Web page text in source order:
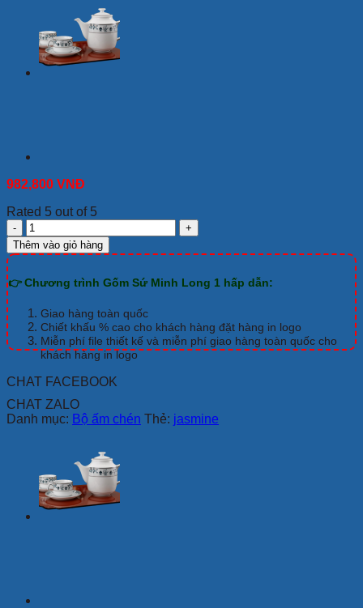
982,800 VNĐ
Rated 5 out of 5
Bộ
Trà
Minh
0.7
Jasmine
Phúc
Lộc
Thọ
lượng
Thêm vào giỏ hàng
👉 Chương trình Gốm Sứ Minh Long 1 hấp dẫn:
Giao hàng toàn quốc
Chiết khấu % cao cho khách hàng đặt hàng in logo
Miễn phí file thiết kế và miễn phí giao hàng toàn quốc cho
khách hàng in logo
CHAT FACEBOOK
CHAT ZALO
Danh mục: Bộ ấm chén Thẻ: jasmine